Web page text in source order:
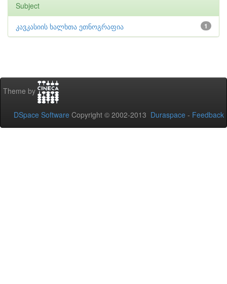
Subject
1
კავკასიის ხალხთა ეთნოგრაფია
Theme by
DSpace Software Copyright © 2002-2013 Duraspace - Feedback